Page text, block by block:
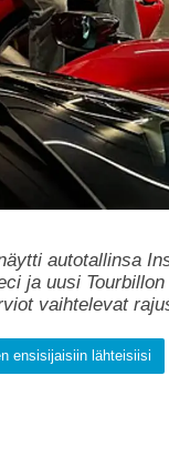
autotallinsa
ja uusi
vaihtelevat
ensisijaisiin lähteisiisi